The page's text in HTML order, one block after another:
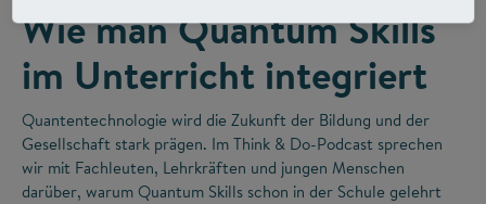
Wie man Quantum Skills
im Unterricht integriert
Quantentechnologie wird die Zukunft der Bildung und der
Gesellschaft stark prägen. Im Think & Do-Podcast sprechen
wir mit Fachleuten, Lehrkräften und jungen Menschen
darüber, warum Quantum Skills schon in der Schule gelehrt